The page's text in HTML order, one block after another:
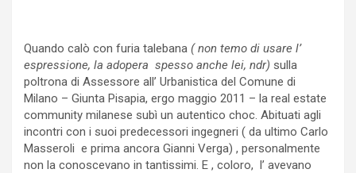
Quando calò con furia talebana ( non temo di usare l’
espressione, la adopera spesso anche lei, ndr) sulla
poltrona di Assessore all’ Urbanistica del Comune di
Milano – Giunta Pisapia, ergo maggio 2011 – la real estate
community milanese subì un autentico choc. Abituati agli
incontri con i suoi predecessori ingegneri ( da ultimo Carlo
Masseroli e prima ancora Gianni Verga) , personalmente
non la conoscevano in tantissimi. E , coloro, l’ avevano